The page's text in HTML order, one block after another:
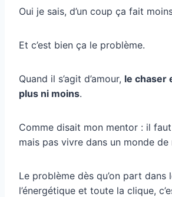
Oui je sais, d’un coup ça fait
Et c’est bien ça le problème.
Quand il s’agit d’amour, le chaser
plus ni moins.
Comme disait mon mentor : il
mais pas vivre dans un monde de
Le problème dès qu’on part dans
l’énergétique et toute la clique,